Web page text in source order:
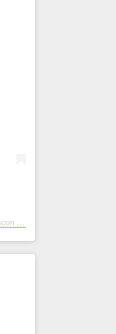
Una publicación compartida de Roberto Gascon (@roberto.rogama)